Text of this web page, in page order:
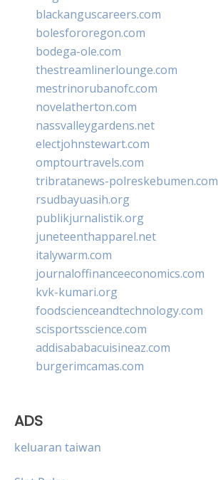
blackanguscareers.com
bolesfororegon.com
bodega-ole.com
thestreamlinerlounge.com
mestrinorubanofc.com
novelatherton.com
nassvalleygardens.net
electjohnstewart.com
omptourtravels.com
tribratanews-polreskebumen.com
rsudbayuasih.org
publikjurnalistik.org
juneteenthapparel.net
italywarm.com
journaloffinanceeconomics.com
kvk-kumari.org
foodscienceandtechnology.com
scisportsscience.com
addisababacuisineaz.com
burgerimcamas.com
ADS
keluaran taiwan